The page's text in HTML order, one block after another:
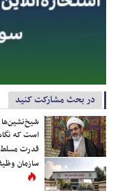
در بحث مشارکت کنید
است که
قدرت
سازمان